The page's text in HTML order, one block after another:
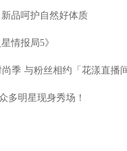
品呵护自然好体质
情报局5》
季 与粉丝相约「花漾直播
多明星现身秀场！